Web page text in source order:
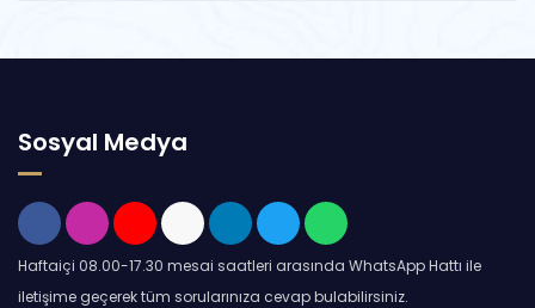
Sosyal Medya
Haftaiçi 08.00-17.30 mesai saatleri arasında WhatsApp Hattı ile
iletişime geçerek tüm sorularınıza cevap bulabilirsiniz.